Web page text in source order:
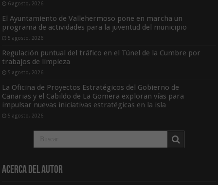
6 agosto, 2026
El Ayuntamiento de Vallehermoso pone en marcha un
programa de actividades para la juventud del municipio
5 agosto, 2026
Regulación puntual del tráfico en el Túnel de la Cumbre por
trabajos de limpieza
5 agosto, 2026
La Oficina de Proyectos Estratégicos del Gobierno de
Canarias y el Cabildo de La Gomera exploran vías para
impulsar nuevas iniciativas estratégicas en la isla
5 agosto, 2026
Acerca del Autor